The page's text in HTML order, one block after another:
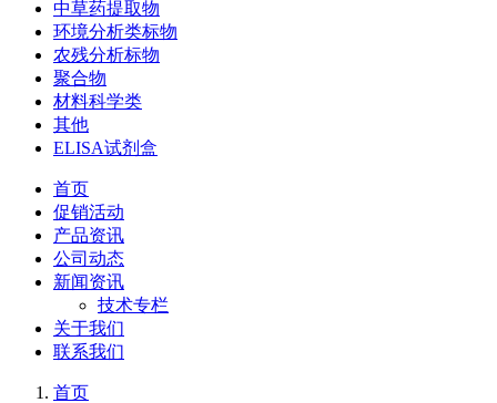
中草药提取物
环境分析类标物
农残分析标物
聚合物
材料科学类
其他
ELISA试剂盒
首页
促销活动
产品资讯
公司动态
新闻资讯
技术专栏
关于我们
联系我们
首页